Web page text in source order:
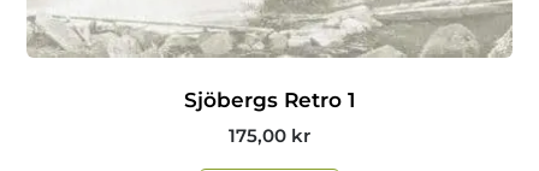
Sjöbergs Retro 1
175,00 kr